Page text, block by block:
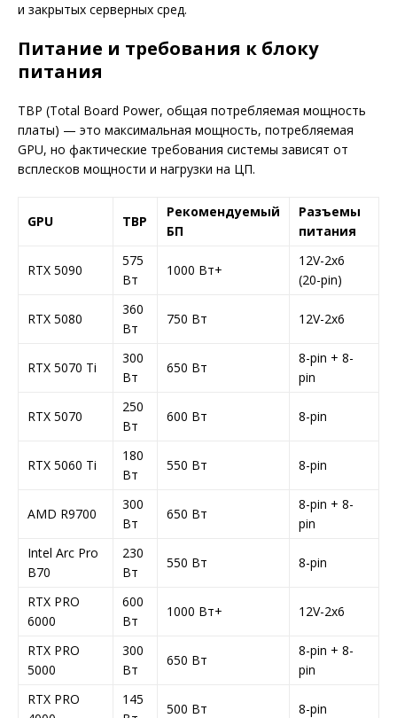
и закрытых серверных сред.
Питание и требования к блоку
питания
TBP (Total Board Power, общая потребляемая мощность
платы) — это максимальная мощность, потребляемая
GPU, но фактические требования системы зависят от
всплесков мощности и нагрузки на ЦП.
GPU TBP
Рекомендуемый
БП
Разъемы
питания
RTX 5090
575
Вт
1000 Вт+
12V-2x6
(20-pin)
RTX 5080
360
Вт
750 Вт 12V-2x6
RTX 5070 Ti
300
Вт
650 Вт
8-pin + 8-
pin
RTX 5070
250
Вт
600 Вт 8-pin
RTX 5060 Ti
180
Вт
550 Вт 8-pin
AMD R9700
300
Вт
650 Вт
8-pin + 8-
pin
Intel Arc Pro
B70
230
Вт
550 Вт 8-pin
RTX PRO
6000
600
Вт
1000 Вт+ 12V-2x6
RTX PRO
5000
300
Вт
650 Вт
8-pin + 8-
pin
RTX PRO
145
500 Вт 8-pin